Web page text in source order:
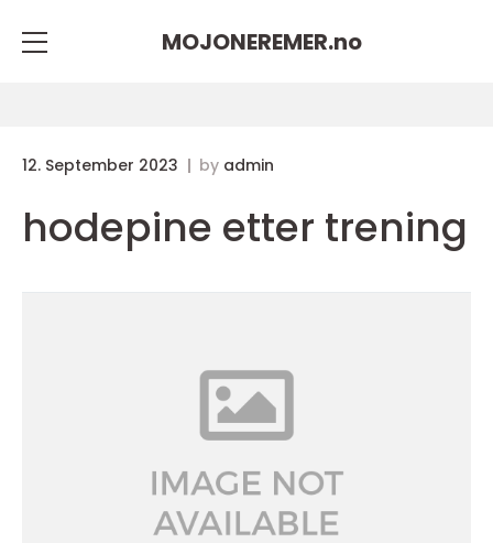
MOJONEREMER.no
12. September 2023 by admin
hodepine etter trening